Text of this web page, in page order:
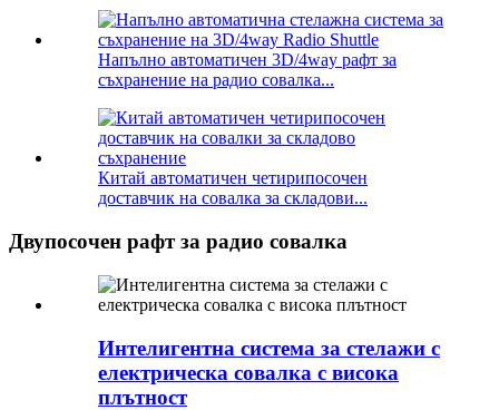
Напълно автоматичен 3D/4way рафт за
съхранение на радио совалка...
Китай автоматичен четирипосочен
доставчик на совалка за складови...
Двупосочен рафт за радио совалка
Интелигентна система за стелажи с
електрическа совалка с висока
плътност